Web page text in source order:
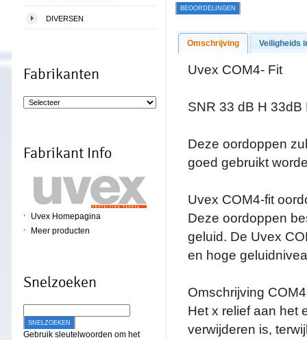
DIVERSEN
Fabrikanten
Fabrikant Info
Uvex Homepagina
Meer producten
Snelzoeken
SNELZOEKEN
Gebruik sleutelwoorden om het
BEOORDELINGEN
Omschrijving Veiligheids
Uvex COM4- Fit
SNR 33 dB H
Deze oordoppen
goed gebruikt
Uvex COM4-fit
Deze oordoppen
geluid. De Uvex
en hoge
Omschrijving
Het x relief aan het
verwijderen is,